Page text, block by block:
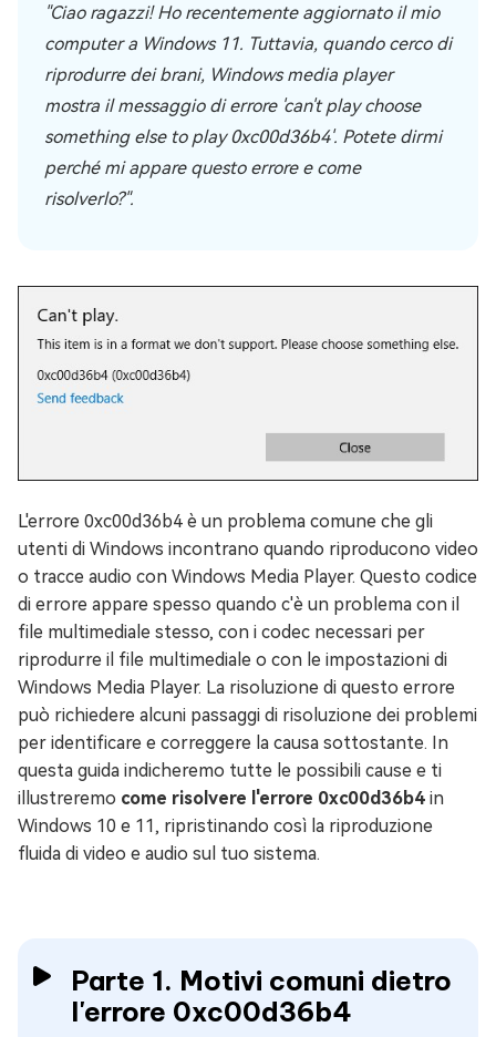
"Ciao ragazzi! Ho recentemente aggiornato il mio
computer a Windows 11. Tuttavia, quando cerco di
riprodurre dei brani, Windows media player
mostra il messaggio di errore 'can't play choose
something else to play 0xc00d36b4'. Potete dirmi
perché mi appare questo errore e come
risolverlo?".
L'errore 0xc00d36b4 è un problema comune che gli
utenti di Windows incontrano quando riproducono video
o tracce audio con Windows Media Player. Questo codice
di errore appare spesso quando c'è un problema con il
file multimediale stesso, con i codec necessari per
riprodurre il file multimediale o con le impostazioni di
Windows Media Player. La risoluzione di questo errore
può richiedere alcuni passaggi di risoluzione dei problemi
per identificare e correggere la causa sottostante. In
questa guida indicheremo tutte le possibili cause e ti
illustreremo come risolvere l'errore 0xc00d36b4 in
Windows 10 e 11, ripristinando così la riproduzione
fluida di video e audio sul tuo sistema.
Parte 1. Motivi comuni dietro
l'errore 0xc00d36b4